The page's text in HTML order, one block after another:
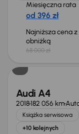
Miesięczna rata
od 396 zł
Najniższa cena
obniżką
68 000 zł
Audi A4
2018182 056 km
Książka serwisowa
+10 kolejnych